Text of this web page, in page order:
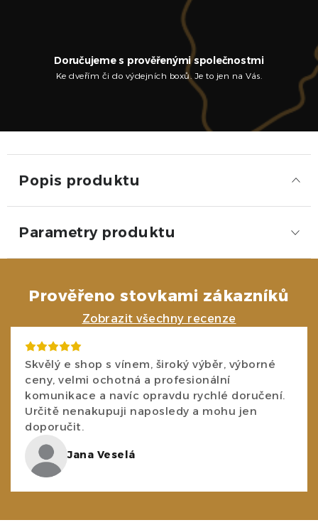
Doručujeme s prověřenými společnostmi
Ke dveřím či do výdejních boxů. Je to jen na Vás.
Popis produktu
Parametry produktu
Prověřeno stovkami zákazníků
Zobrazit všechny recenze
Skvělý e shop s vínem, široký výběr, výborné
ceny, velmi ochotná a profesionální
komunikace a navíc opravdu rychlé doručení.
Určitě nenakupuji naposledy a mohu jen
doporučit.
Jana Veselá